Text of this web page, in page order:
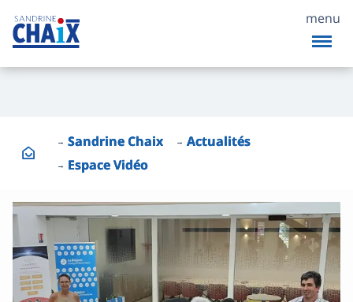
menu
Sandrine Chaix
Actualités
Espace Vidéo